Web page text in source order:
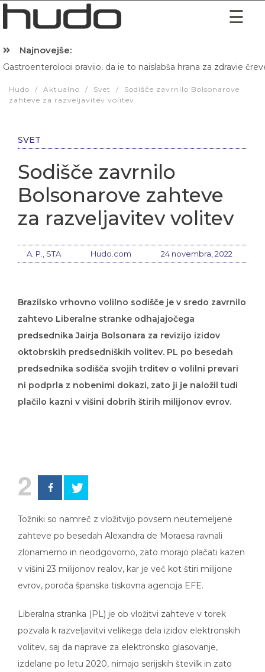
Najnovejše:
Gastroenterologi pravijo, da je to najslabša hrana za zdravje
Hudo / Aktualno / Svet /
Sodišče zavrnilo Bolsonarove
zahteve za razveljavitev volitev
SVET
Sodišče zavrnilo
Bolsonarove zahteve
za razveljavitev volitev
A. P., STA Hudo.com 24 novembra, 2022
Brazilsko vrhovno volilno sodišče je v sredo zavrnilo
zahtevo Liberalne stranke odhajajočega
predsednika Jairja Bolsonara za revizijo izidov
oktobrskih predsedniških volitev. PL po besedah
predsednika sodišča svojih trditev o volilni prevari
ni podprla z nobenimi dokazi, zato ji je naložil tudi
plačilo kazni v višini dobrih štirih milijonov evrov.
2
Tožniki so namreč z vložitvijo povsem neutemeljene
zahteve po besedah Alexandra de Moraesa ravnali
zlonamerno in neodgovorno, zato morajo plačati kazen
v višini 23 milijonov realov, kar je več kot štiri milijone
evrov, poroča španska tiskovna agencija EFE.
Liberalna stranka (PL) je ob vložitvi zahteve v torek
pozvala k razveljavitvi velikega dela izidov elektronskih
volitev, saj da naprave za elektronsko glasovanje,
izdelane po letu 2020, nimajo serijskih številk in zato